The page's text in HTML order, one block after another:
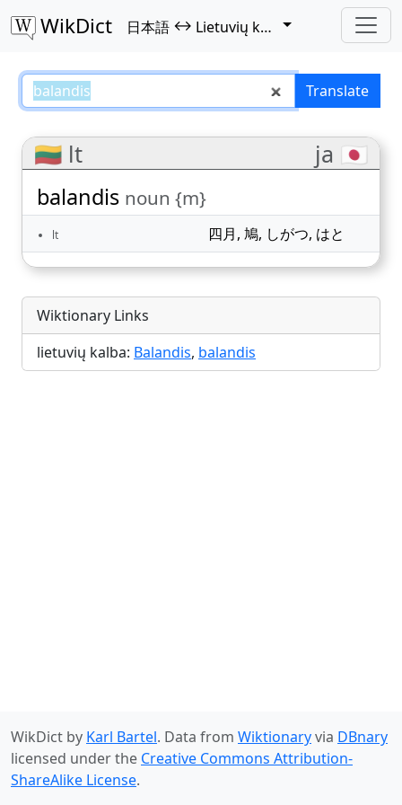
WikDict 日本語↔ Lietuvių kalba
balandis – 日本語–LietuviųTranslate
🇱🇹 lt ja 🇯🇵
balandis noun {m}
lt 四月, 鳩, しがつ, はと
Wiktionary Links
lietuvių kalba: Balandis, balandis
WikDict by Karl Bartel. Data from Wiktionaryvia DBnary
licensed under the Creative Commons Attribution-
ShareAlike License.